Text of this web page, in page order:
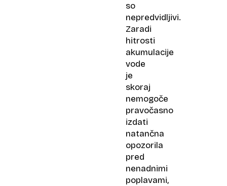
so
nepredvidljivi.
Zaradi
hitrosti
akumulacije
vode
je
skoraj
nemogoče
pravočasno
izdati
natančna
opozorila
pred
nenadnimi
poplavami,